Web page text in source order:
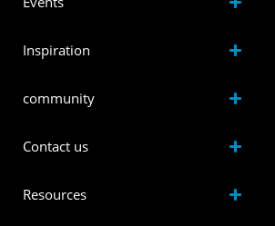
Inspiration
community
Contact us
Resources